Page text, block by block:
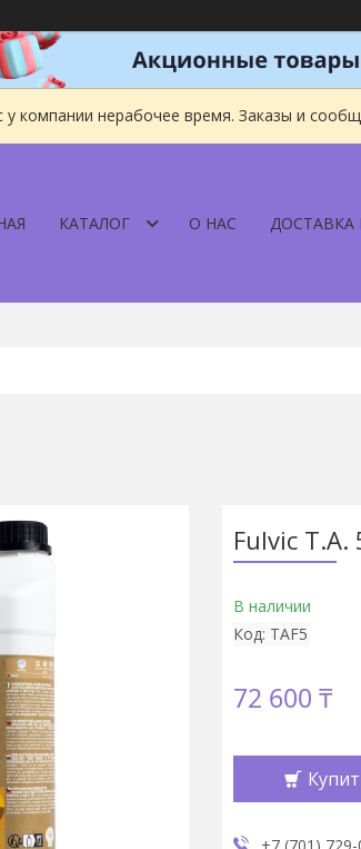
у компании нерабочее время. Заказы и
КАТАЛОГ О НАС ДОСТАВКА
Fulvic T.A.
В наличии
Код: TAF5
72 600 ₸